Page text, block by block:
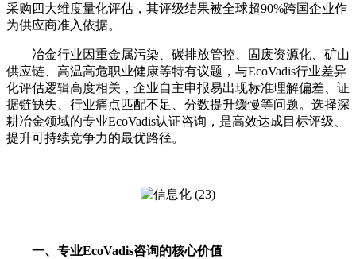
采购四大维度量化评估，其评级结果被全球超90%跨国企业作
为供应商准入依据。
冶金行业因重金属污染、碳排放管控、固废资源化、矿山
供应链、高温高危职业健康等特有议题，与EcoVadis行业差异
化评估逻辑高度相关，企业自主申报易出现标准理解偏差、证
据链缺失、行业痛点匹配不足、分数提升缓慢等问题。选择深
耕冶金领域的专业EcoVadis认证咨询，是高效达成目标评级、
提升可持续竞争力的最优路径。
一、专业EcoVadis咨询的核心价值